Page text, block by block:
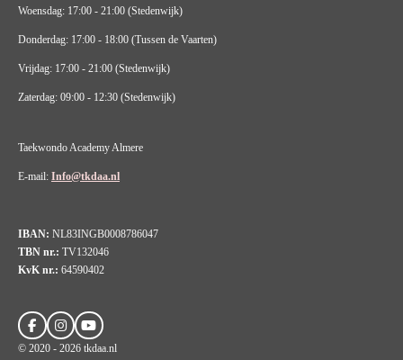
Woensdag: 17:00 - 21:00 (Stedenwijk)
Donderdag: 17:00 - 18:00 (Tussen de Vaarten)
Vrijdag: 17:00 - 21:00 (Stedenwijk)
Zaterdag: 09:00 - 12:30 (Stedenwijk)
Taekwondo Academy Almere
E-mail: Info@tkdaa.nl
IBAN: NL83INGB0008786047
TBN nr.: TV132046
KvK nr.: 64590402
F
a
c
I
n
s
Y
o
u
© 2020 - 2026 tkdaa.nl